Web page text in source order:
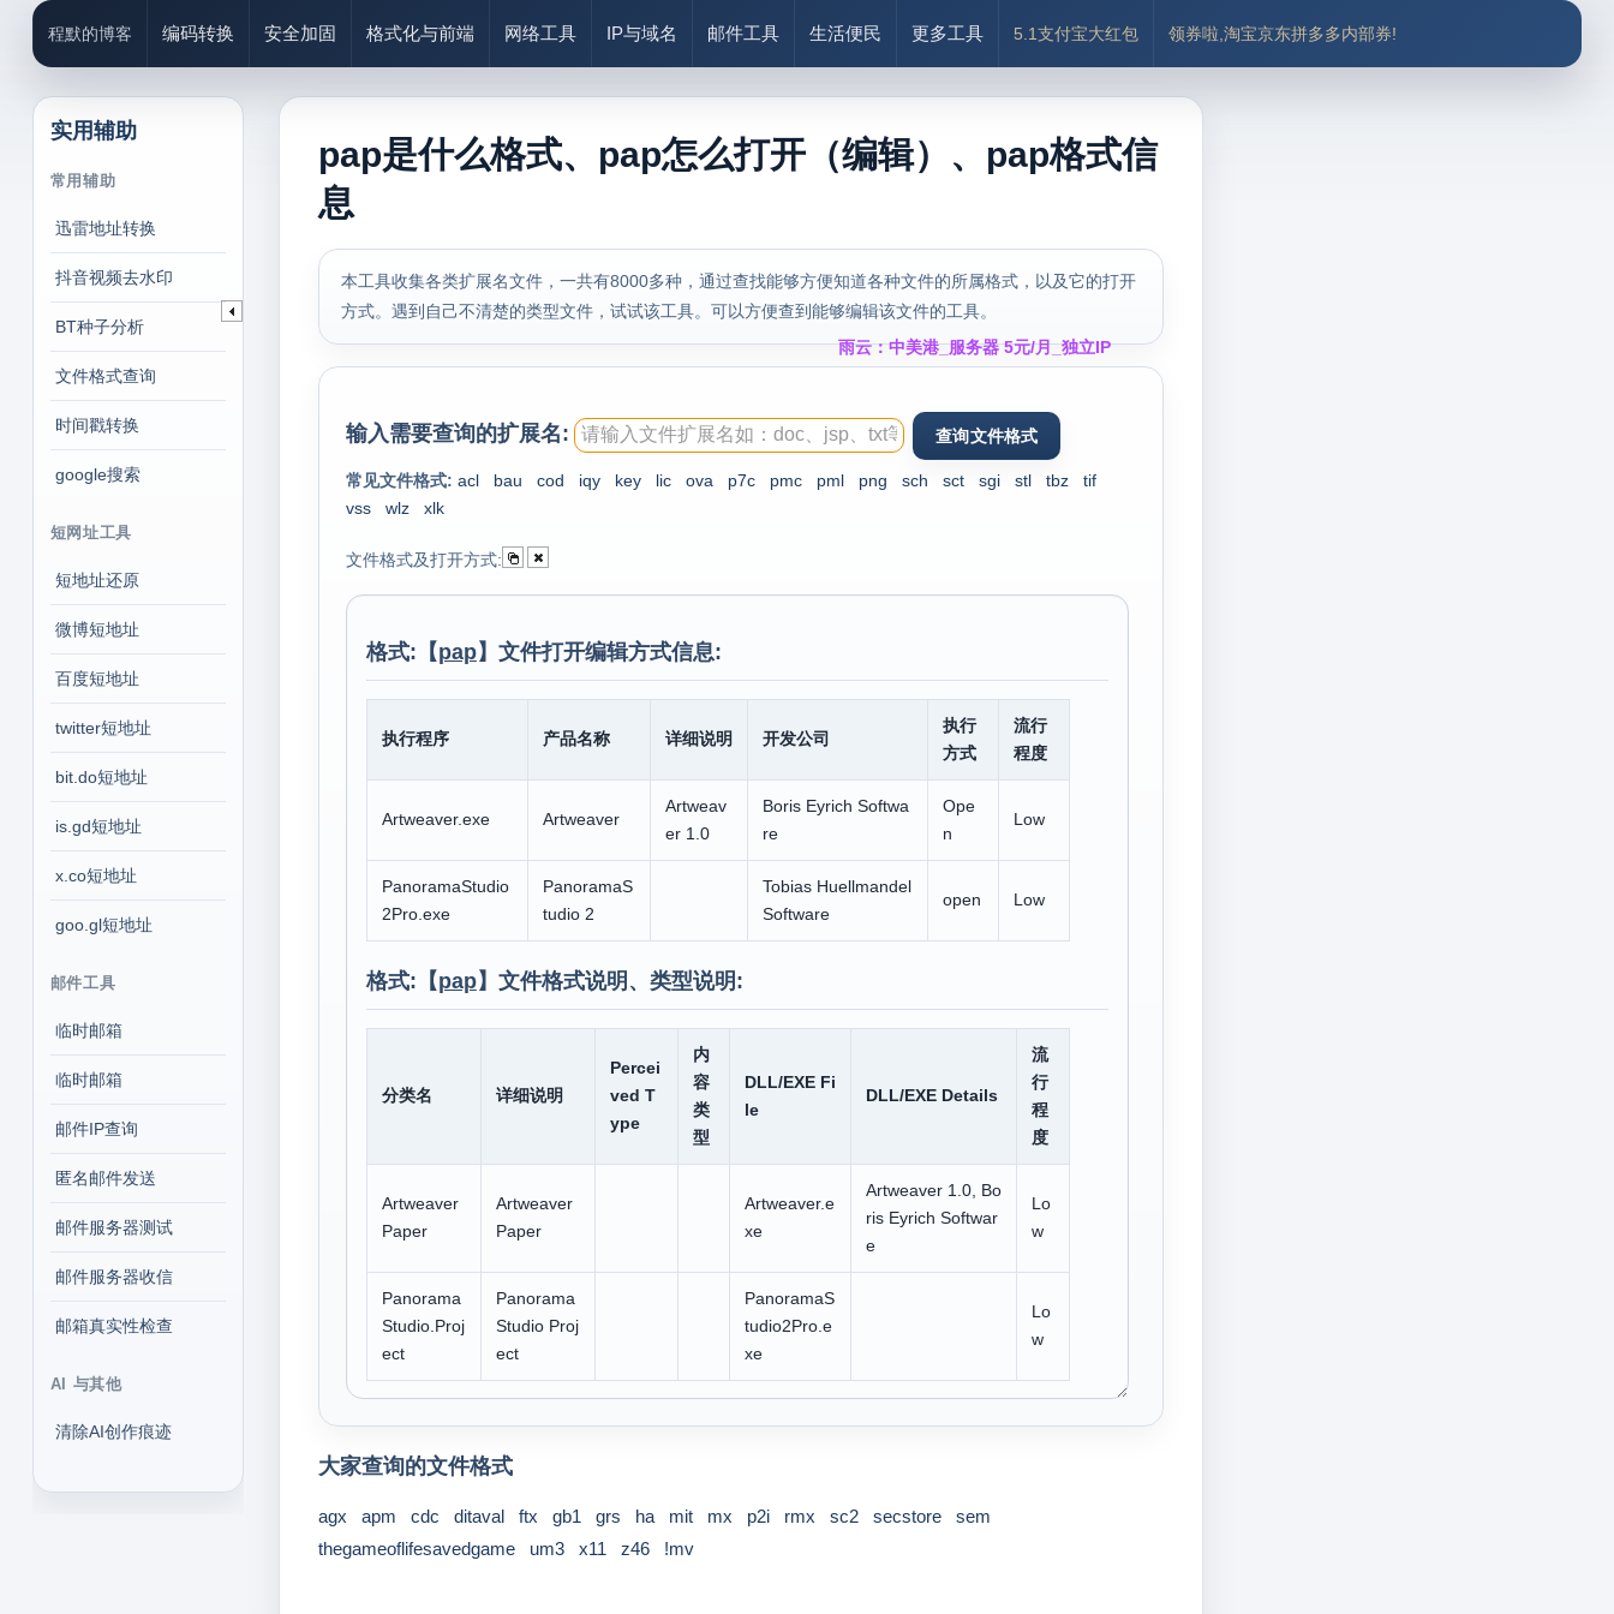
程默的博客 编码转换 安全加固 格式化与前端 网络工具 IP与域名 邮件工具 生活便民 更多工具 5.1支付宝大红包 领券啦,淘宝京东拼多多内部券!
实用辅助
常用辅助
迅雷地址转换
抖音视频去水印
BT种子分析
文件格式查询
时间戳转换
google搜索
短网址工具
短地址还原
微博短地址
百度短地址
twitter短地址
bit.do短地址
is.gd短地址
x.co短地址
goo.gl短地址
邮件工具
临时邮箱
临时邮箱
邮件IP查询
匿名邮件发送
邮件服务器测试
邮件服务器收信
邮箱真实性检查
AI 与其他
清除AI创作痕迹
pap是什么格式、pap怎么打开（编辑）、pap格式信
息
本工具收集各类扩展名文件，一共有8000多种，通过查找能够方便知道各种文件的所属格式，以及它的打开
方式。遇到自己不清楚的类型文件，试试该工具。可以方便查到能够编辑该文件的工具。
雨云：中美港_服务器 5元/月_独立IP
输入需要查询的扩展名:
常见文件格式: acl bau cod iqy key lic ova p7c pmc pml png sch sct sgi stl tbz
tif
vss
wlz xlk
文件格式及打开方式:
格式:【pap】文件打开编辑方式信息:
执行程序 产品名称 详细说明 开发公司
执行
方式
流行
程度
Artweaver.exe Artweaver
Artweav
er 1.0
Boris Eyrich Softwa
re
Ope
n
Low
PanoramaStudio
2Pro.exe
PanoramaS
tudio 2
Tobias Huellmandel
Software
open Low
格式:【pap】文件格式说明、类型说明:
分类名 详细说明
Percei
ved T
ype
内
容
类
型
DLL/EXE Fi
le
DLL/EXE Details
流
行
程
度
Artweaver
Paper
Artweaver
Paper
Artweaver.e
xe
Artweaver 1.0, Bo
ris Eyrich Softwar
e
Lo
w
Panorama
Studio.Proj
ect
Panorama
Studio Proj
ect
PanoramaS
tudio2Pro.e
xe
Lo
w
大家查询的文件格式
agx apm cdc ditaval ftx gb1 grs ha mit mx p2i rmx sc2 secstore
sem
thegameoflifesavedgame
um3 x11 z46 !mv